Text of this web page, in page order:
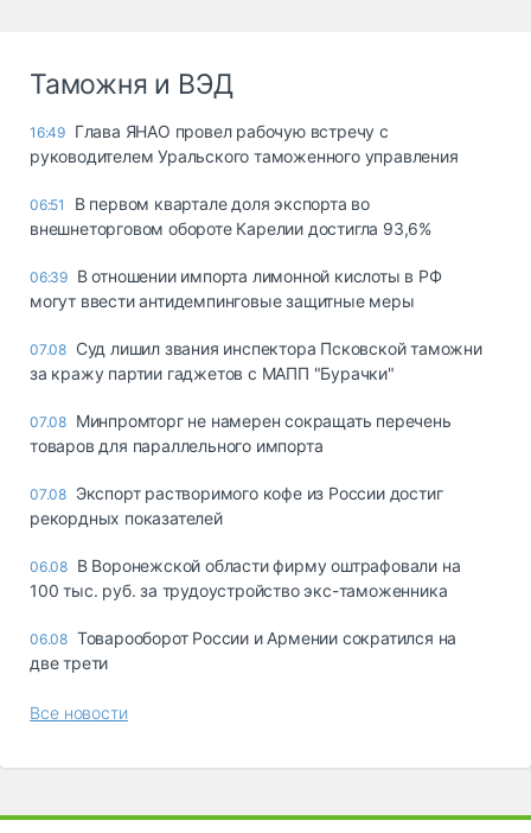
Таможня и ВЭД
16:49 Глава ЯНАО провел рабочую встречу с
руководителем Уральского таможенного управления
06:51
В первом квартале доля экспорта во
внешнеторговом обороте Карелии достигла 93,6%
06:39 В отношении импорта лимонной кислоты в РФ
могут ввести антидемпинговые защитные меры
07.08 Суд лишил звания инспектора Псковской таможни
за кражу партии гаджетов с МАПП "Бурачки"
07.08 Минпромторг не намерен сокращать перечень
товаров для параллельного импорта
07.08 Экспорт растворимого кофе из России достиг
рекордных показателей
06.08 В Воронежской области фирму оштрафовали на
100 тыс. руб. за трудоустройство экс-таможенника
06.08 Товарооборот России и Армении сократился на
две трети
Все новости